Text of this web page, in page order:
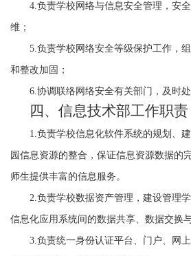
4.负责学校网络与信息安全管理，安
维；
5.负责学校网络安全等级保护工作，
和整改加固；
6.协调联络网络安全有关部门，及时
四、信息技术部工作职责
1.负责学校信息化软件系统的规划、
园信息资源的整合，保证信息资源数据的
师生提供丰富的信息服务。
2.负责学校数据资产管理，建设管理
信息化应用系统间的数据共享、数据交换
3.负责统一身份认证平台、门户、网